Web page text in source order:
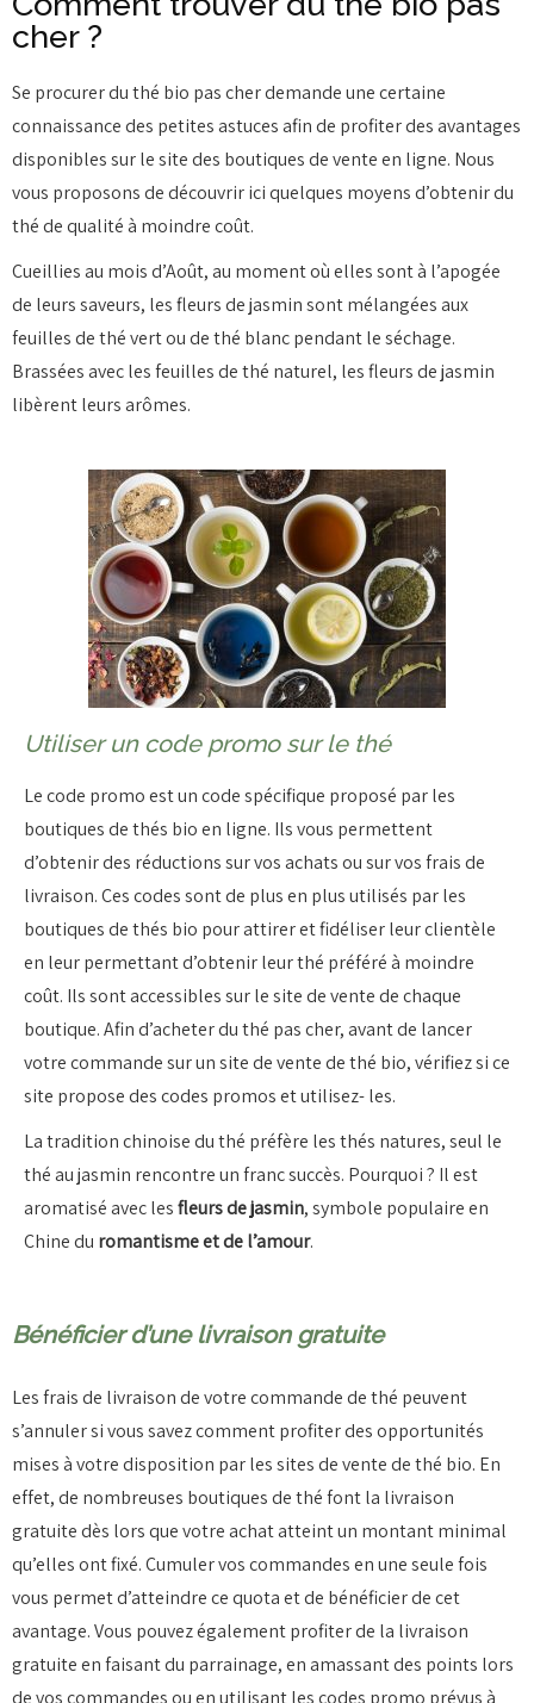
cher ?
Se procurer du thé bio pas cher demande une certaine
connaissance des petites astuces afin de profiter des avantages
disponibles sur le site des boutiques de vente en ligne. Nous
vous proposons de découvrir ici quelques moyens d’obtenir du
thé de qualité à moindre coût.
Cueillies au mois d’Août, au moment où elles sont à l’apogée
de leurs saveurs, les fleurs de jasmin sont mélangées aux
feuilles de thé vert ou de thé blanc pendant le séchage.
Brassées avec les feuilles de thé naturel, les fleurs de jasmin
libèrent leurs arômes.
Utiliser un code promo sur le thé
Le code promo est un code spécifique proposé par les
boutiques de thés bio en ligne. Ils vous permettent
d’obtenir des réductions sur vos achats ou sur vos frais de
livraison. Ces codes sont de plus en plus utilisés par les
boutiques de thés bio pour attirer et fidéliser leur clientèle
en leur permettant d’obtenir leur thé préféré à moindre
coût. Ils sont accessibles sur le site de vente de chaque
boutique. Afin d’acheter du thé pas cher, avant de lancer
votre commande sur un site de vente de thé bio, vérifiez si ce
site propose des codes promos et utilisez- les.
La tradition chinoise du thé préfère les thés natures, seul le
thé au jasmin rencontre un franc succès. Pourquoi ? Il est
aromatisé avec lesfleurs de jasmin, symbole populaire en
Chine du romantisme et de l’amour.
Bénéficier d’une livraison gratuite
Les frais de livraison de votre commande de thé peuvent
s’annuler si vous savez comment profiter des opportunités
mises à votre disposition par les sites de vente de thé bio. En
effet, de nombreuses boutiques de thé font la livraison
gratuite dès lors que votre achat atteint un montant minimal
qu’elles ont fixé. Cumuler vos commandes en une seule fois
vous permet d’atteindre ce quota et de bénéficier de cet
avantage. Vous pouvez également profiter de la livraison
gratuite en faisant du parrainage, en amassant des points lors
de vos commandes ou en utilisant les codes promo prévus à